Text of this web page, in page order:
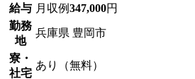
給与 月収例347,000円
勤務
地
兵庫県 豊岡市
寮・
社宅
あり（無料）